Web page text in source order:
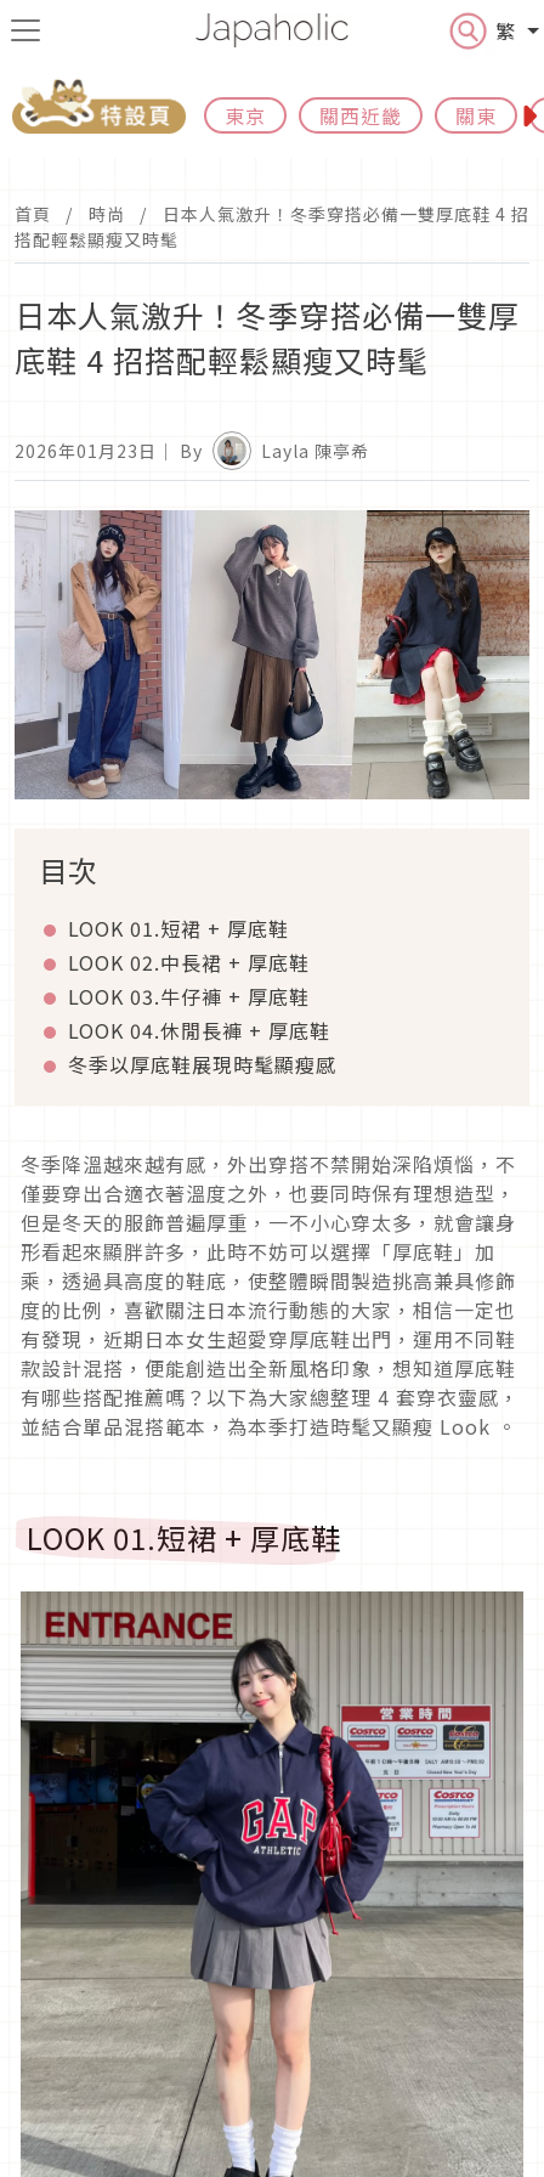
繁
東京 關西近畿 關東
首頁 時尚
日本人氣激升！冬季穿搭必備一雙厚底鞋 4 招
搭配輕鬆顯瘦又時髦
日本人氣激升！冬季穿搭必備一雙厚
底鞋 4 招搭配輕鬆顯瘦又時髦
2026年01月23日 ｜ By Layla 陳亭希
目次
LOOK 01.短裙 + 厚底鞋
LOOK 02.中長裙 + 厚底鞋
LOOK 03.牛仔褲 + 厚底鞋
LOOK 04.休閒長褲 + 厚底鞋
冬季以厚底鞋展現時髦顯瘦感
冬季降溫越來越有感，外出穿搭不禁開始深陷煩惱，不
僅要穿出合適衣著溫度之外，也要同時保有理想造型，
但是冬天的服飾普遍厚重，一不小心穿太多，就會讓身
形看起來顯胖許多，此時不妨可以選擇「厚底鞋」加
乘，透過具高度的鞋底，使整體瞬間製造挑高兼具修飾
度的比例，喜歡關注日本流行動態的大家，相信一定也
有發現，近期日本女生超愛穿厚底鞋出門，運用不同鞋
款設計混搭，便能創造出全新風格印象，想知道厚底鞋
有哪些搭配推薦嗎？以下為大家總整理 4 套穿衣靈感，
並結合單品混搭範本，為本季打造時髦又顯瘦 Look 。
LOOK 01.短裙 + 厚底鞋